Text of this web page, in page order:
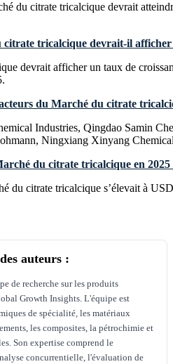
du citrate tricalcique devrait
tricalcique devrait-il afficher
devrait afficher un taux de
du Marché du citrate
Industries, Qingdao Samin
Ningxiang Xinyang
du citrate tricalcique en 2025
du citrate tricalcique s’élevait à
auteurs :
de recherche sur les produits
Growth Insights. L'équipe est
de spécialité, les matériaux
les composites, la pétrochimie et
Son expertise comprend le
concurrentielle, l'évaluation de